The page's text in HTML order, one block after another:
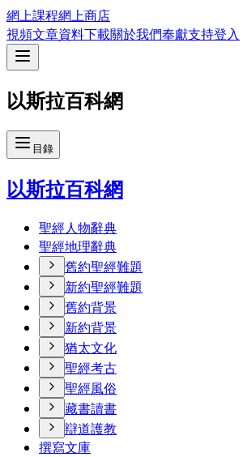
網上課程網上商店
視頻文章資料下載關於我們奉獻支持登入
以斯拉百科網
目錄
以斯拉百科網
聖經人物辭典
聖經地理辭典
舊約聖經難題
新約聖經難題
舊約背景
新約背景
猶太文化
聖經考古
聖經風俗
藏書讀書
辯道護教
撰寫文庫